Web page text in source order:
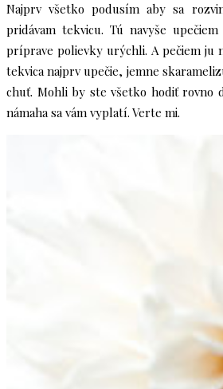
Najprv všetko podusím aby sa
pridávam tekvicu. Tú navyše
príprave polievky urýchli. A pečiem ju
tekvica najprv upečie, jemne
chuť. Mohli by ste všetko hodiť rovno
námaha sa vám vyplatí. Verte mi.